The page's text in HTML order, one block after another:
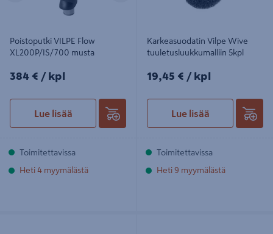
Poistoputki VILPE Flow
XL200P/IS/700 musta
384€/kpl
384 € / kpl
Lue lisää
Toimitettavissa
Heti 4 myymälästä
Karkeasuodatin Vilpe Wive
tuuletusluukkumalliin 5kpl
19,45€/kpl
19,45 € / kpl
Lue lisää
Toimitettavissa
Heti 9 myymälästä